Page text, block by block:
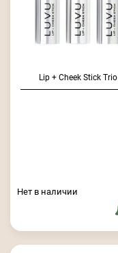
Lip + Cheek Stick Trio
Нет в наличии